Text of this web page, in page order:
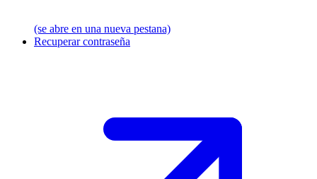
(se abre en una nueva pestana)
Recuperar contraseña